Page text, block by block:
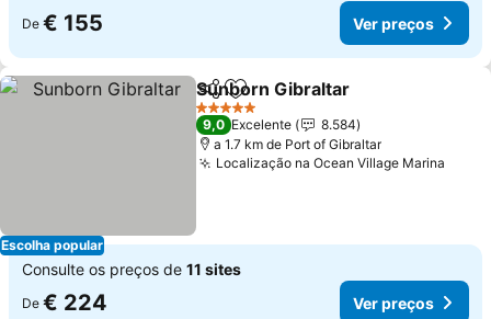
De € 155 Ver preços
Escolha popular
PartilharAdicionar aos favoritos
Sunborn Gibraltar
5 Estrelas
9,0 Excelente
8.584
a 1.7 km de Port of Gibraltar
Localização na Ocean Village Marina
Consulte os preços de 11 sites
De € 224 Ver preços